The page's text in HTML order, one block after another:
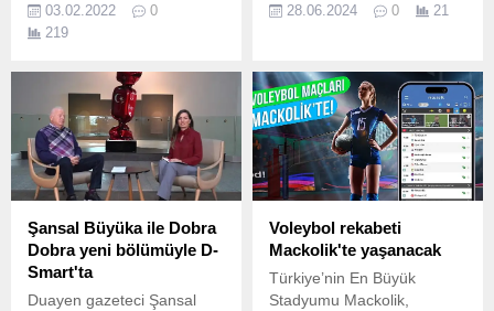
ulaşım biletleri Kemer
Belediyesi tarafından
03.02.2022
0
219
Floransa kentinde
28.06.2024 0 21
Şansal Büyüka ile Dobra
Dobra yeni bölümüyle D-
Smart'ta
Duayen gazeteci Şansal
Voleybol rekabeti
Mackolik'te yaşanacak
Türkiye’nin En Büyük
Stadyumu Mackolik,